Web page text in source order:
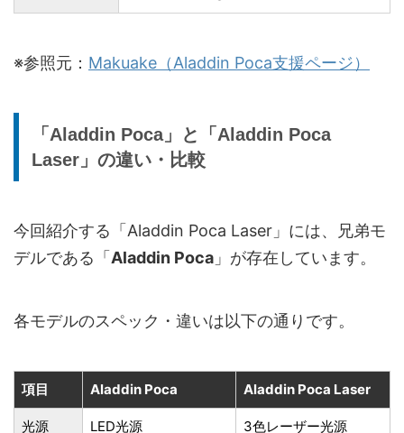
※参照元： Makuake（Aladdin Poca支援ページ）
「Aladdin Poca」と「Aladdin Poca
Laser」の違い・比較
今回紹介する「Aladdin Poca Laser」には、兄弟モ
デルである「Aladdin Poca 」が存在しています。
各モデルのスペック・違いは以下の通りです。
項目 Aladdin Poca Aladdin Poca Laser
光源 LED光源 3色レーザー光源